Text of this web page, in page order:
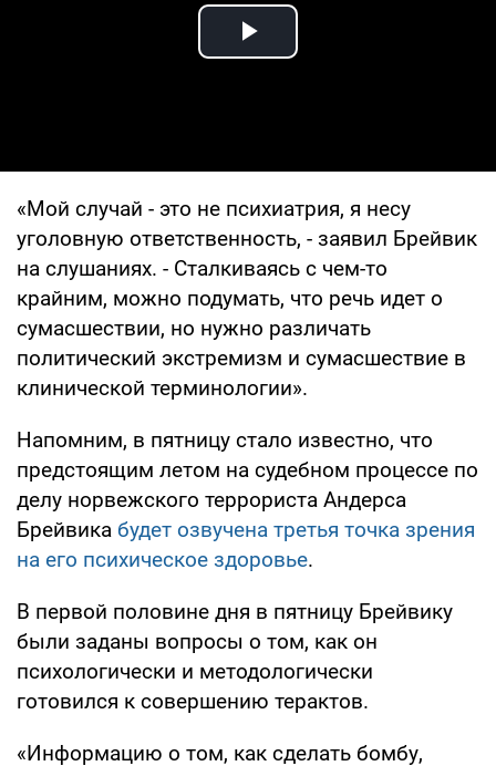
Play Video
«Мой случай - это не психиатрия, я несу
уголовную ответственность, - заявил Брейвик
на слушаниях. - Сталкиваясь с чем-то
крайним, можно подумать, что речь идет о
сумасшествии, но нужно различать
политический экстремизм и сумасшествие в
клинической терминологии».
Напомним, в пятницу стало известно, что
предстоящим летом на судебном процессе по
делу норвежского террориста Андерса
Брейвика будет озвучена третья точка зрения
на его психическое здоровье.
В первой половине дня в пятницу Брейвику
были заданы вопросы о том, как он
психологически и методологически
готовился к совершению терактов.
«Информацию о том, как сделать бомбу,